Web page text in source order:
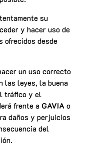
su
y hacer uso de
ofrecidos desde
un uso correcto
las leyes, la buena
tráfico y el
frente a GAVIA o
daños y perjuicios
del